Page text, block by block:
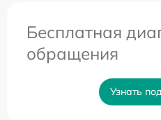
Бесплатная
обращения
Узнать